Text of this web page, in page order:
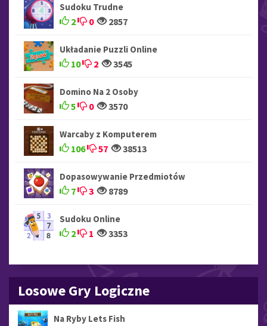
Sudoku Trudne
2 0 2857
Układanie Puzzli Online
10 2 3545
Domino Na 2 Osoby
5 0 3570
Warcaby z Komputerem
106 57 38513
Dopasowywanie Przedmiotów
7 3 8789
Sudoku Online
2 1 3353
Losowe Gry Logiczne
Na Ryby Lets Fish